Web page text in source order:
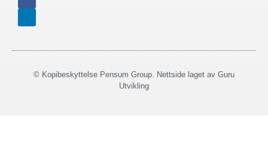
© Kopibeskyttelse Pensum Group. Nettside laget av Guru
Utvikling